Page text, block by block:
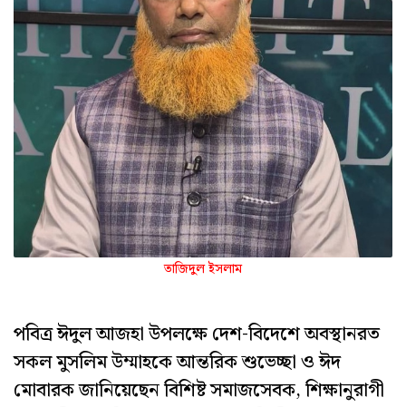
তাজিদুল ইসলাম
পবিত্র ঈদুল আজহা উপলক্ষে দেশ-বিদেশে অবস্থানরত
সকল মুসলিম উম্মাহকে আন্তরিক শুভেচ্ছা ও ঈদ
মোবারক জানিয়েছেন বিশিষ্ট সমাজসেবক, শিক্ষানুরাগী